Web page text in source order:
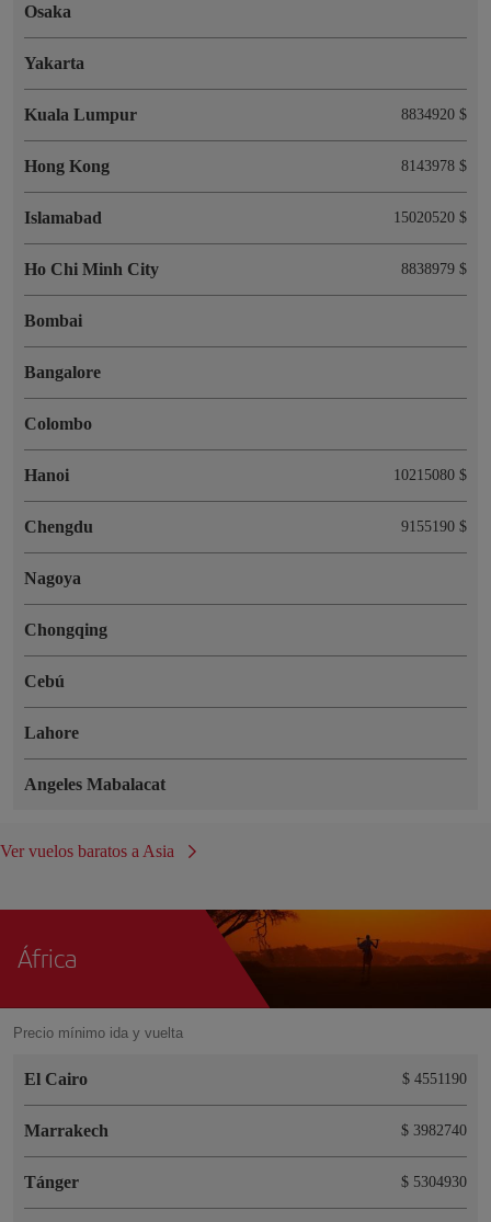
Osaka
Yakarta
Kuala Lumpur 8834920 $
Hong Kong 8143978 $
Islamabad 15020520 $
Ho Chi Minh City 8838979 $
Bombai
Bangalore
Colombo
Hanoi 10215080 $
Chengdu 9155190 $
Nagoya
Chongqing
Cebú
Lahore
Angeles Mabalacat
Ver vuelos baratos a Asia
África
Precio mínimo ida y vuelta
El Cairo $ 4551190
Marrakech $ 3982740
Tánger $ 5304930